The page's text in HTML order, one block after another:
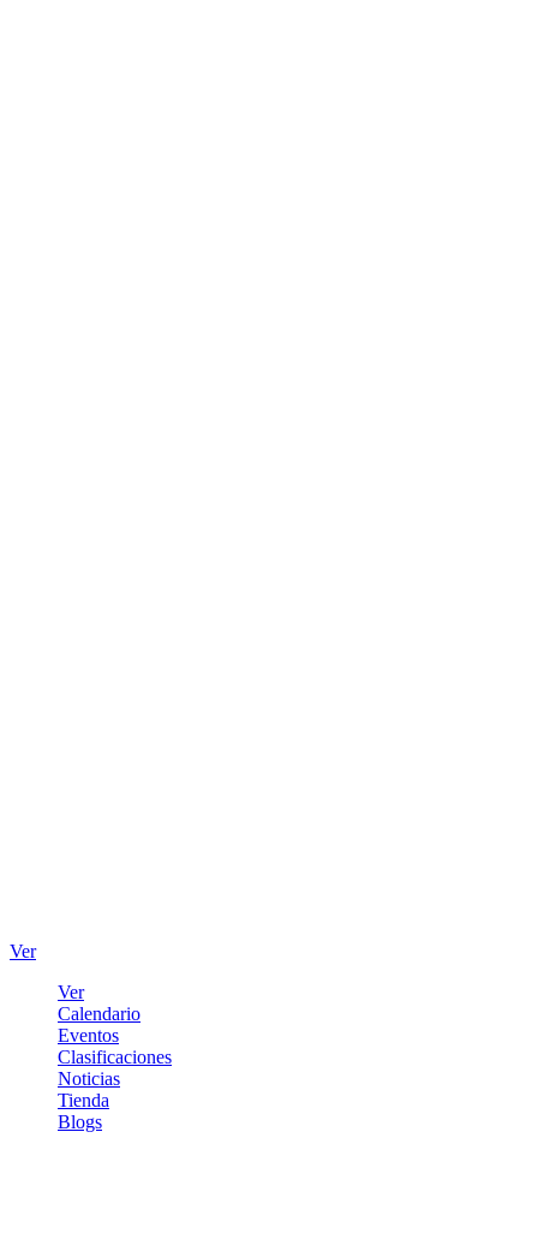
Ver
Ver
Calendario
Eventos
Clasificaciones
Noticias
Tienda
Blogs